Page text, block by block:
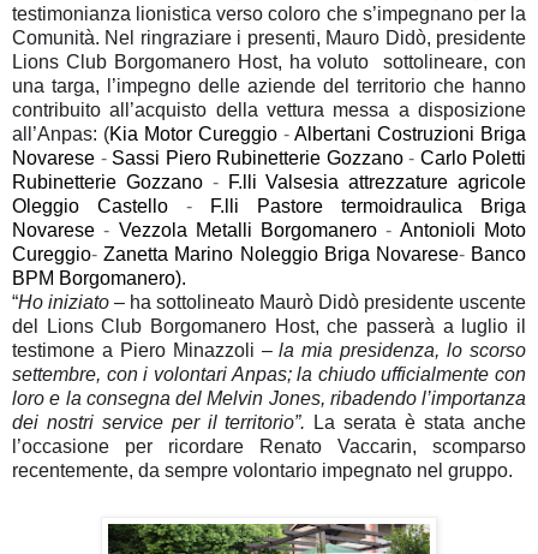
testimonianza lionistica verso coloro che s’impegnano per la
Comunità. Nel ringraziare i presenti, Mauro Didò, presidente
Lions Club Borgomanero Host, ha voluto sottolineare, con
una targa, l’impegno delle aziende del territorio che hanno
contribuito all’acquisto della vettura messa a disposizione
all’Anpas: (Kia Motor Cureggio - Albertani Costruzioni Briga
Novarese - Sassi Piero Rubinetterie Gozzano - Carlo Poletti
Rubinetterie Gozzano- F.lli Valsesia attrezzature agricole
Oleggio Castello -
F.lli Pastore termoidraulica Briga
Novarese- Vezzola Metalli Borgomanero- Antonioli Moto
Cureggio-Zanetta Marino Noleggio Briga Novarese- Banco
BPM Borgomanero).
“Ho iniziato – ha sottolineato Maurò Didò presidente uscente
del Lions Club Borgomanero Host, che passerà a luglio il
testimone a Piero Minazzoli –la mia presidenza, lo scorso
settembre, con i volontari Anpas; la chiudo ufficialmente con
loro e la consegna del Melvin Jones, ribadendo l’importanza
dei nostri service per il territorio”. La serata è stata anche
l’occasione per ricordare Renato Vaccarin, scomparso
recentemente, da sempre volontario impegnato nel gruppo.